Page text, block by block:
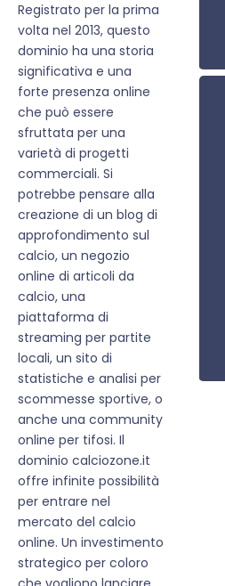
Registrato per la prima
volta nel 2013, questo
dominio ha una storia
significativa e una
forte presenza online
che può essere
sfruttata per una
varietà di progetti
commerciali. Si
potrebbe pensare alla
creazione di un blog di
approfondimento sul
calcio, un negozio
online di articoli da
calcio, una
piattaforma di
streaming per partite
locali, un sito di
statistiche e analisi per
scommesse sportive, o
anche una community
online per tifosi. Il
dominio calciozone.it
offre infinite possibilità
per entrare nel
mercato del calcio
online. Un investimento
strategico per coloro